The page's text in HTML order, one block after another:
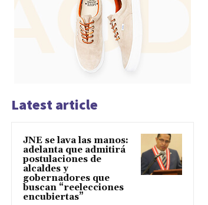
Latest article
JNE se lava las manos:
adelanta que admitirá
postulaciones de
alcaldes y
gobernadores que
buscan “reelecciones
encubiertas”